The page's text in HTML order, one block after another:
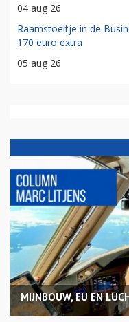
04 aug 26
Raamstoeltje in de
170 euro extra
05 aug 26
MIJNBOUW, EU EN